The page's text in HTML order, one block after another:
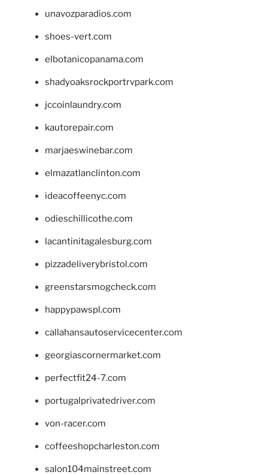
unavozparadios.com
shoes-vert.com
elbotanicopanama.com
shadyoaksrockportrvpark.com
jccoinlaundry.com
kautorepair.com
marjaeswinebar.com
elmazatlanclinton.com
ideacoffeenyc.com
odieschillicothe.com
lacantinitagalesburg.com
pizzadeliverybristol.com
greenstarsmogcheck.com
happypawspl.com
callahansautoservicecenter.com
georgiascornermarket.com
perfectfit24-7.com
portugalprivatedriver.com
von-racer.com
coffeeshopcharleston.com
salon104mainstreet.com